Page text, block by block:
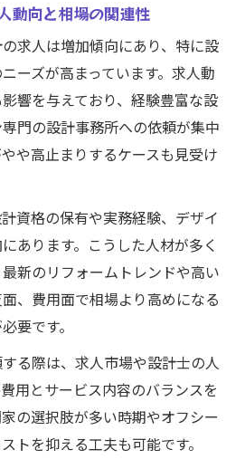
動向と相場の関連性
求人は増加傾向にあり、特に設
ーズが高まっています。求人動
響を与えており、経験豊富な設
門の設計事務所への依頼が集中
や高止まりするケースも見受け
資格の保有や実務経験、デザイ
あります。こうした人材が多く
新のリフォームトレンドや高い
、費用面で相場より高めになる
要です。
る際は、求人市場や設計士の人
用とサービス内容のバランスを
の選択肢が多い時期やオフシー
トを抑える工夫も可能です。